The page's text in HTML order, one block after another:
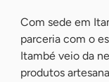
Com sede em
parceria com o
Itambé veio da
produtos